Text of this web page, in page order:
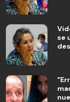
se